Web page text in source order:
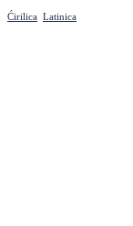
Ćirilica Latinica